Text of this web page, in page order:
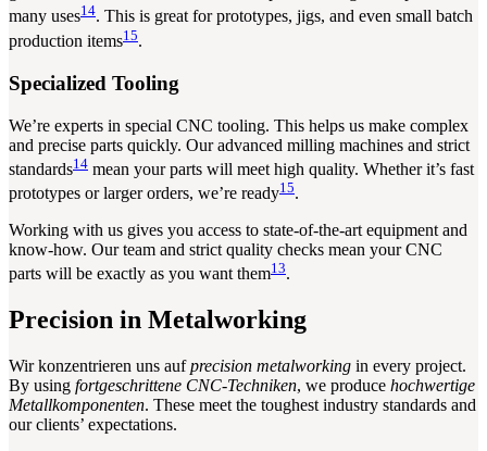
many uses14. This is great for prototypes, jigs, and even small batch
production items15.
Specialized Tooling
We’re experts in special CNC tooling. This helps us make complex
and precise parts quickly. Our advanced milling machines and strict
standards14 mean your parts will meet high quality. Whether it’s fast
prototypes or larger orders, we’re ready15.
Working with us gives you access to state-of-the-art equipment and
know-how. Our team and strict quality checks mean your CNC
parts will be exactly as you want them13.
Precision in Metalworking
Wir konzentrieren uns aufprecision metalworking in every project.
By using fortgeschrittene CNC-Techniken, we produce hochwertige
Metallkomponenten. These meet the toughest industry standards and
our clients’ expectations.